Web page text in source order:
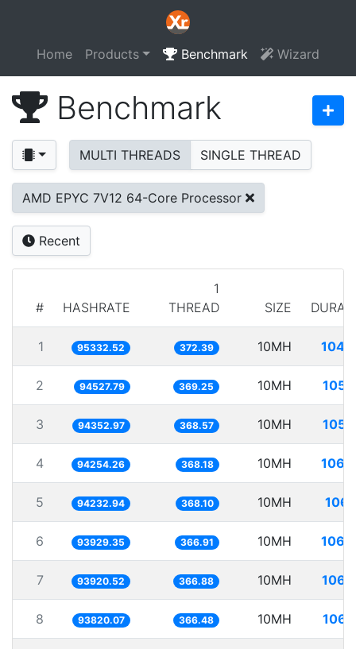
Home Products Benchmark Wizard
Benchmark
MULTI THREADS SINGLE THREAD
AMD EPYC 7V12 64-Core Processor
Recent
# HASHRATE
1
THREAD
SIZE
1 95332.52 372.39 10MH
2 94527.79 369.25 10MH
3 94352.97 368.57 10MH
4 94254.26 368.18 10MH
5 94232.94 368.10 10MH
6 93929.35 366.91 10MH
7 93920.52 366.88 10MH
8 93820.07 366.48 10MH